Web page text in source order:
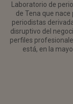
Laboratorio de
de Tena que
periodistas
disruptivo del
perfiles
está, en la